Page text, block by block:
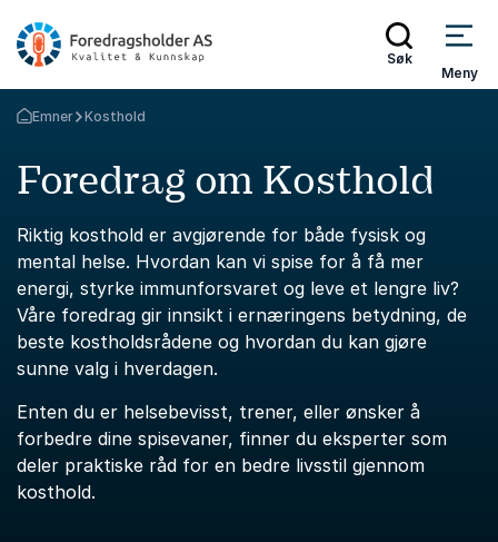
Søk
Meny
Gå tilbake til startsiden
Emner Kosthold
Foredrag om Kosthold
Riktig kosthold er avgjørende for både fysisk og
mental helse. Hvordan kan vi spise for å få mer
energi, styrke immunforsvaret og leve et lengre liv?
Våre foredrag gir innsikt i ernæringens betydning, de
beste kostholdsrådene og hvordan du kan gjøre
sunne valg i hverdagen.
Enten du er helsebevisst, trener, eller ønsker å
forbedre dine spisevaner, finner du eksperter som
deler praktiske råd for en bedre livsstil gjennom
kosthold.